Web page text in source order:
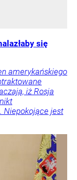
się
amerykańskiego
iż Rosja
Niepokojące jest